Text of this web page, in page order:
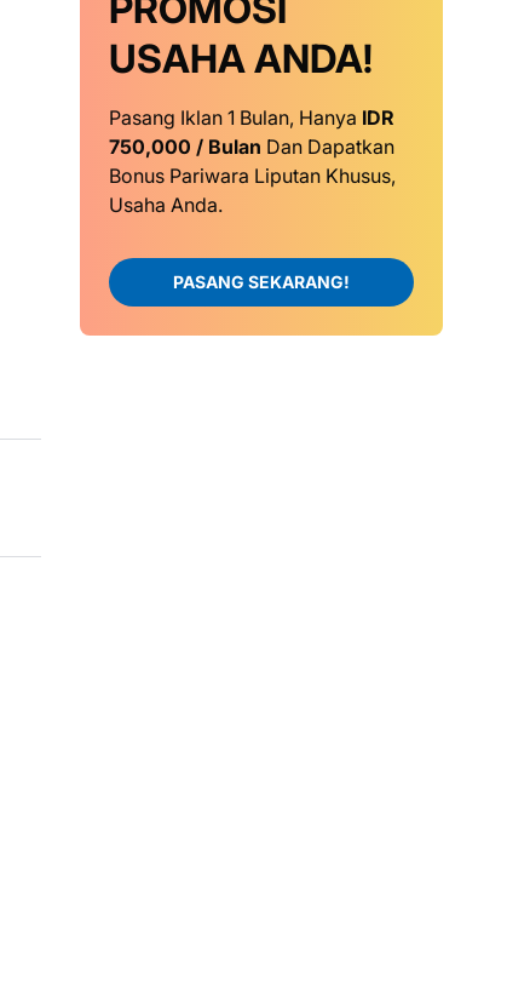
PROMOSI
USAHA ANDA!
Pasang Iklan 1 Bulan, Hanya IDR
750,000 / Bulan Dan Dapatkan
Bonus Pariwara Liputan Khusus,
Usaha Anda.
PASANG SEKARANG!